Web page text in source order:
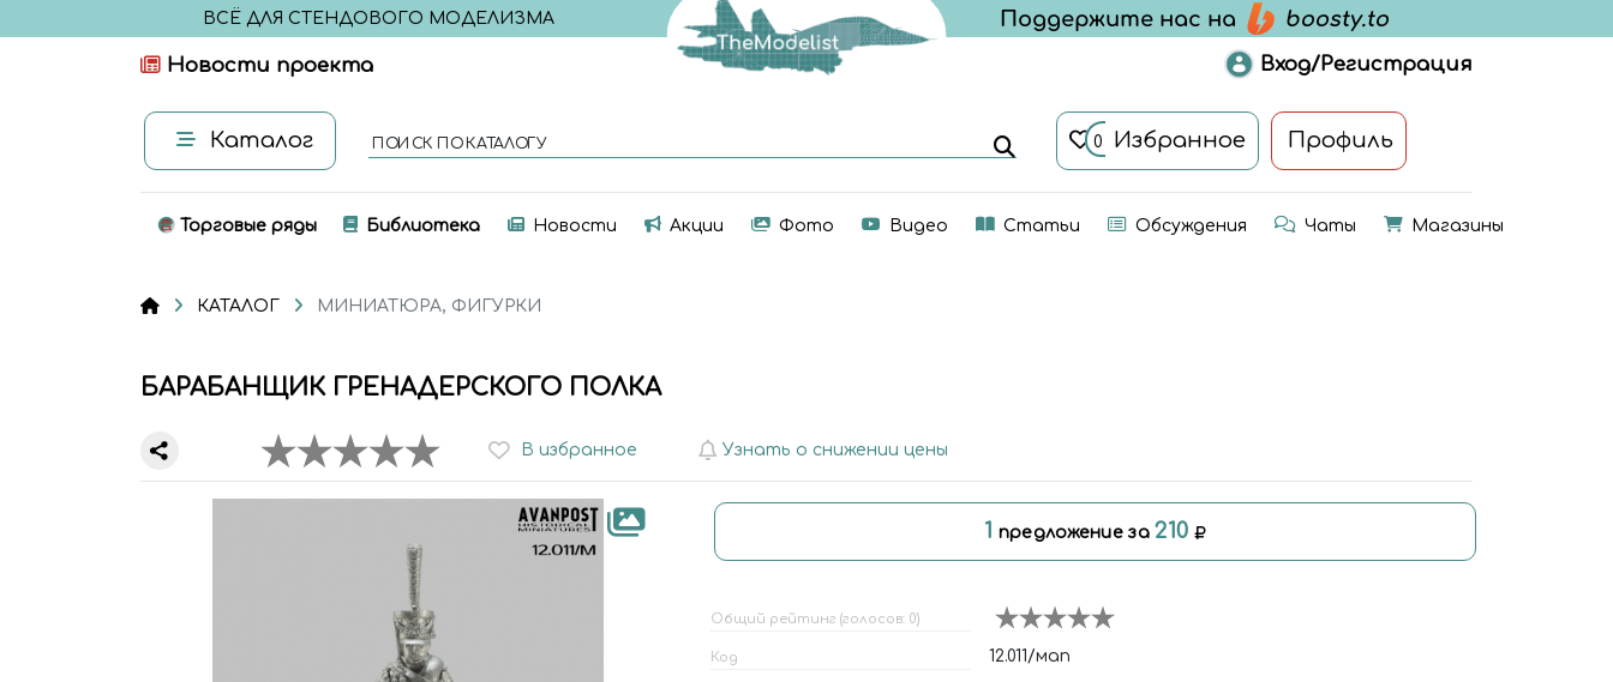
ВСЁ ДЛЯ СТЕНДОВОГО МОДЕЛИЗМА
Новости проекта Вход/Регистрация
Каталог ПОИСК ПО КАТАЛОГУ 0 Избранное Профиль
Торговые ряды Библиотека Новости Акции Фото Видео Статьи Обсуждения Чаты Магазины
КАТАЛОГ МИНИАТЮРА, ФИГУРКИ
БАРАБАНЩИК ГРЕНАДЕРСКОГО ПОЛКА
В избранное Узнать о снижении цены
1 предложение за 210
Общий рейтинг (голосов: 0)
Код 12.011/мап